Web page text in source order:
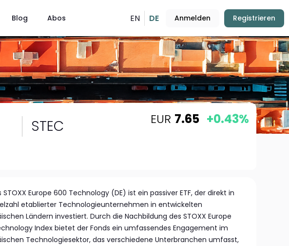
Blog Abos EN DE Anmelden Registrieren
STEC EUR 7.65 +0.43%
STOXX Europe 600 Technology (DE) ist ein passiver ETF, der direkt in
etablierter Technologieunternehmen in entwickelten
Ländern investiert. Durch die Nachbildung des STOXX Europe
Index bietet der Fonds ein umfassendes Engagement im
Technologiesektor, das verschiedene Unterbranchen umfasst,